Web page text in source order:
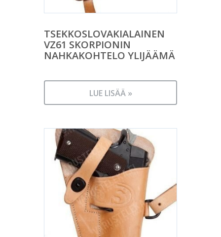
TSEKKOSLOVAKIALAINEN
VZ61 SKORPIONIN
NAHKAKOHTELO YLIJÄÄMÄ
LUE LISÄÄ »